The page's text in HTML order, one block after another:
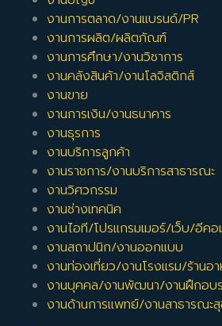
งานการตลาด/งานแบรนด์/PR
งานการผลิต/ผลิตภัณฑ์
งานการศึกษา/งานวิชาการ
งานคลังสินค้า/งานโลจิสติกส์
งานขาย
งานการเงิน/งานธนาคาร
งานธุรการ
งานบริการลูกค้า
งานราชการ/งานบริการสาธารณะ
งานวิศวกรรม
งานช่างเทคนิค
งานไอที/โปรแกรมเมอร์/เว็บ/อีคอ
งานสถาปนิก/งานออกแบบ
งานท่องเที่ยว/งานโรงแรม/ร้านอา
งานบุคคล/งานพัฒนา/งานฝึกอบ
งานด้านการแพทย์/งานสาธารณะ